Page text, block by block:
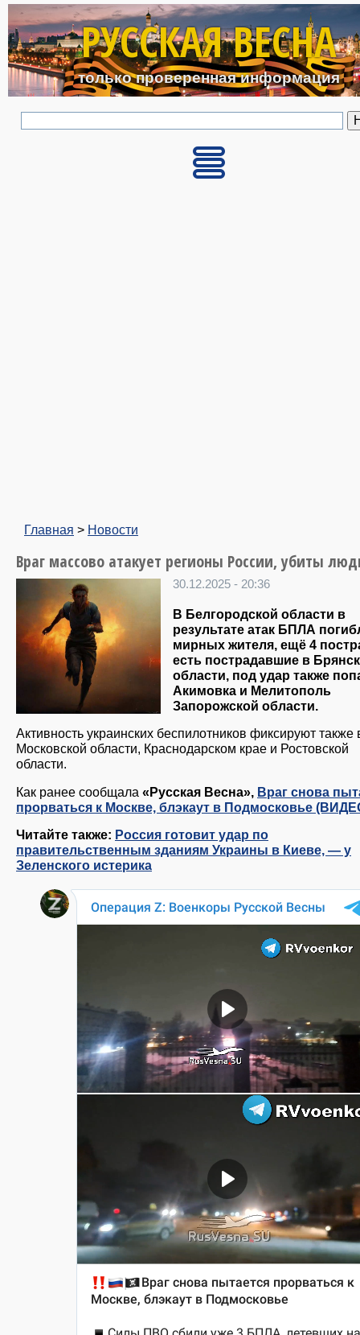
Перейти к основному
РУССКАЯ ВЕСНА
только проверенная информация
Главная > Новости
Враг массово атакует регионы России, убиты
30.12.2025 - 20:36
В Белгородской области в
результате атак БПЛА
мирных жителя, ещё 4
есть пострадавшие в
области, под удар также
Акимовка и Мелитополь
Запорожской области.
Активность украинских беспилотников фиксируют также
Московской области, Краснодарском крае и Ростовской
области.
Как ранее сообщала «Русская Весна», Враг снова
прорваться к Москве, блэкаут в Подмосковье
Читайте также: Россия готовит удар по
правительственным зданиям Украины в Киеве, — у
Зеленского истерика